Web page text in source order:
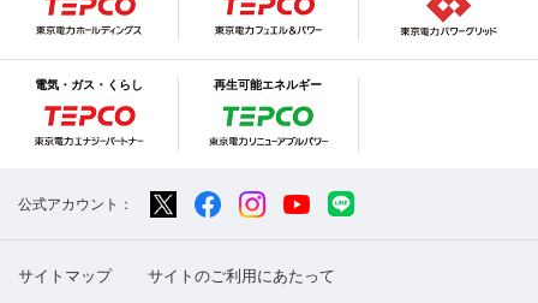
電気・ガス・くらし 再生可能エネルギー
公式アカウント：
サイトマップ サイトのご利用にあたって